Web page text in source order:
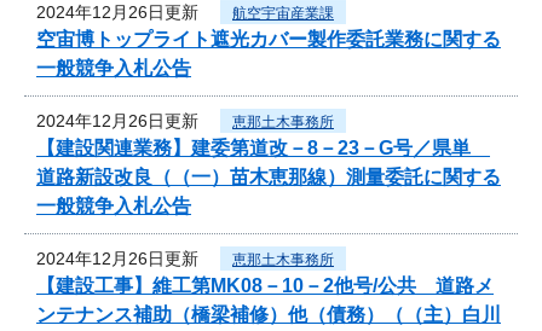
2024年12月26日更新 航空宇宙産業課
空宙博トップライト遮光カバー製作委託業務に関する
一般競争入札公告
2024年12月26日更新 恵那土木事務所
【建設関連業務】建委第道改－8－23－G号／県単
道路新設改良（（一）苗木恵那線）測量委託に関する
一般競争入札公告
2024年12月26日更新 恵那土木事務所
【建設工事】維工第MK08－10－2他号/公共 道路メ
ンテナンス補助（橋梁補修）他（債務）（（主）白川